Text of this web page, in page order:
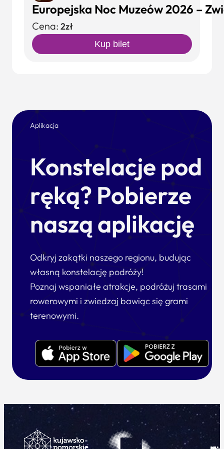
Europejska Noc Muzeów 2026 –
Cena: 2zł
Kup bilet
Aplikacja
Konstelacje pod
ręką? Pobierze
naszą aplikację
Odkryj zakątki naszego regionu, budując
własną konstelację podróży!
Poznaj wspaniałe atrakcje, podróżuj trasami
rowerowymi i zwiedzaj bawiąc się grami
terenowymi.